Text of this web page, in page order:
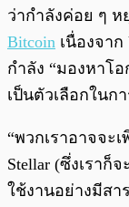
ว่ากำลังค่อย ๆ ห
Bitcoin เนื่องจา
กำลัง “มองหาโอ
เป็นตัวเลือกในก
“พวกเราอาจจะ
Stellar (ซึ่งเราก็
ใช้งานอย่างมีสา